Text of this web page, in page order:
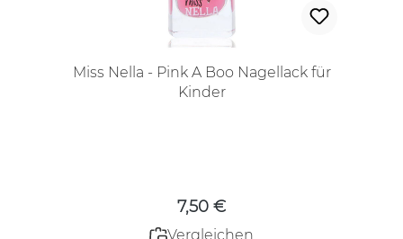
Miss Nella - Pink A Boo Nagellack für
Kinder
7,50 €
Vergleichen